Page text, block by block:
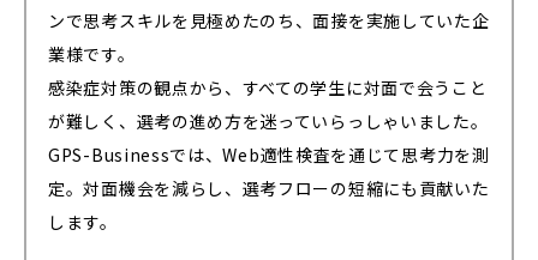
ンで思考スキルを見極めたのち、面接を実施していた企
業様です。
感染症対策の観点から、すべての学生に対面で会うこと
が難しく、選考の進め方を迷っていらっしゃいました。
GPS-Businessでは、Web適性検査を通じて思考力を測
定。対面機会を減らし、選考フローの短縮にも貢献いた
します。